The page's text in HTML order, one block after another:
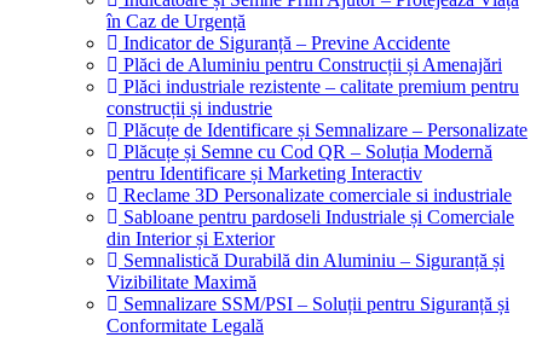
în Caz de Urgență
Indicator de Siguranță – Previne Accidente
Plăci de Aluminiu pentru Construcții și Amenajări
Plăci industriale rezistente – calitate premium pentru
construcții și industrie
Plăcuțe de Identificare și Semnalizare – Personalizate
Plăcuțe și Semne cu Cod QR – Soluția Modernă
pentru Identificare și Marketing Interactiv
Reclame 3D Personalizate comerciale si industriale
Sabloane pentru pardoseli Industriale și Comerciale
din Interior și Exterior
Semnalistică Durabilă din Aluminiu – Siguranță și
Vizibilitate Maximă
Semnalizare SSM/PSI – Soluții pentru Siguranță și
Conformitate Legală